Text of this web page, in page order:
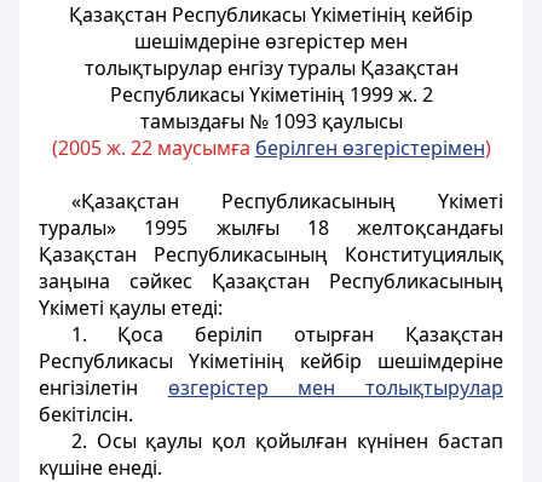
Қазақстан Республикасы Үкіметінің кейбір
шешімдеріне өзгерістер мен
толықтырулар енгізу туралы Қазақстан
Республикасы Үкіметінің 1999 ж. 2
тамыздағы № 1093 қаулысы
(2005 ж. 22 маусымға берілген өзгерістерімен)
«Қазақстан Республикасының Үкіметі
туралы» 1995 жылғы 18 желтоқсандағы
Қазақстан Республикасының Конституциялық
заңына сәйкес Қазақстан Республикасының
Үкіметі қаулы етеді:
1. Қоса беріліп отырған Қазақстан
Республикасы Үкіметінің кейбір шешімдеріне
енгізілетін өзгерістер мен толықтырулар
бекітілсін.
2. Осы қаулы қол қойылған күнінен бастап
күшіне енеді.